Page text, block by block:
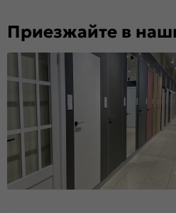
Приезжайте в